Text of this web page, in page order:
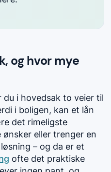
og hvor mye
i hovedsak to veier til
i boligen, kan et lån
det rimeligste
eller trenger en
– og da er et
ofte det praktiske